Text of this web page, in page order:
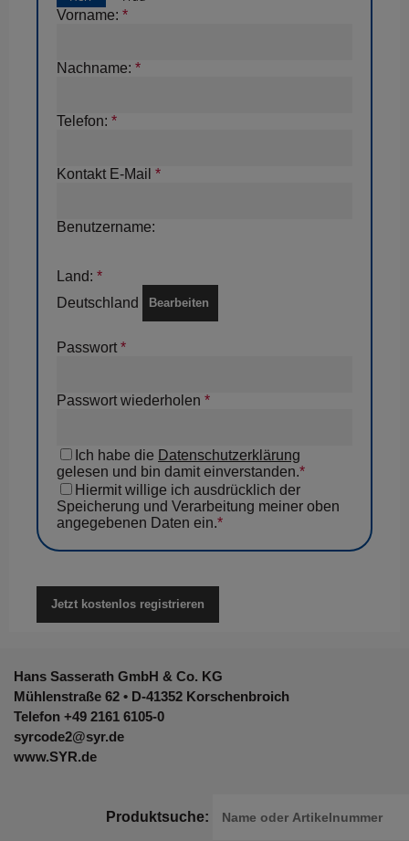
Vorname: *
Nachname: *
Telefon: *
Kontakt E-Mail *
Benutzername:
Land: *
Deutschland
Passwort *
Passwort wiederholen *
Ich habe die Datenschutzerklärung
gelesen und bin damit einverstanden.*
Hiermit willige ich ausdrücklich der
Speicherung und Verarbeitung meiner oben
angegebenen Daten ein.*
Hans Sasserath GmbH & Co. KG
Mühlenstraße 62 • D-41352 Korschenbroich
Telefon +49 2161 6105-0
syrcode2@syr.de
www.SYR.de
Produktsuche: